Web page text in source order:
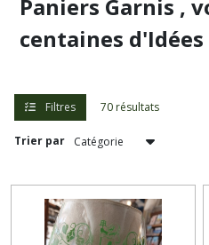
Paniers Garnis ,
centaines d'Idées
Filtres 70 résultats
Trier par
Coffrets
(1)
(1)
les
résultats